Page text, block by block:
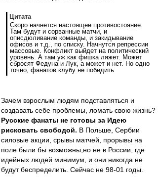
Цитата
Скоро начнется настоящее противостояние.
Там будут и сорванные матчи, и
описдюливание команды, и закидывание
офисов и т.д., по списку. Начнутся репрессии
массовые. Конфликт выйдет на политический
уровень. А там уж как фишка ляжет. Может
сбросят Федуна и Лук, а может и нет. Но одно
точно, фанатов клубу не победить
Зачем взрослым людям подставляться и
создавать себе проблемы, ломать свою жизнь?
Русские фанаты не готовы за Идею
рисковать свободой. В Польше, Сербии
силовые акции, срывы матчей, прорывы на
поле были бы возможны,но не в России, где
идейных людей минимум, и они никогда не
будут беспределить. Сейчас не 98-01 годы.